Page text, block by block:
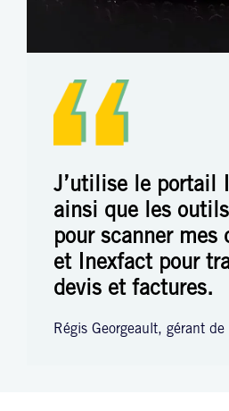
J’utilise le portail
ainsi que les
pour scanner mes
et Inexfact pour
devis et factures.
Régis Georgeault, gérant